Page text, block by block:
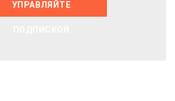
УПРАВЛЯЙТЕ